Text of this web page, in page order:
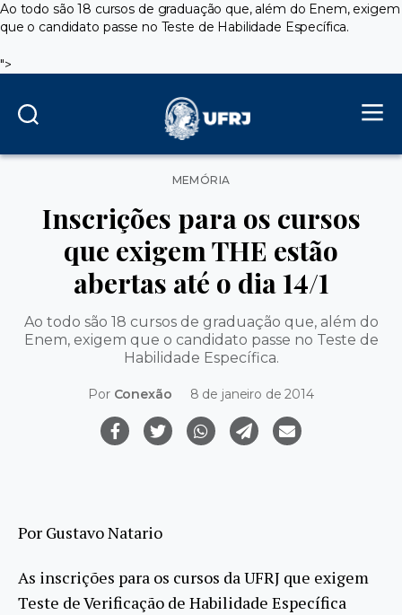
Ao todo são 18 cursos de graduação que, além do Enem, exigem
que o candidato passe no Teste de Habilidade Específica.
">
Categorias
MEMÓRIA
Inscrições para os cursos
que exigem THE estão
abertas até o dia 14/1
Ao todo são 18 cursos de graduação que, além do
Enem, exigem que o candidato passe no Teste de
Habilidade Específica.
Por Conexão 8 de janeiro de 2014
Por Gustavo Natario
As inscrições para os cursos da UFRJ que exigem
Teste de Verificação de Habilidade Específica